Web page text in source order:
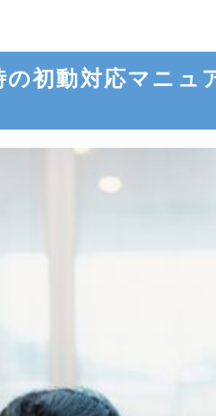
の初動対応マニュ